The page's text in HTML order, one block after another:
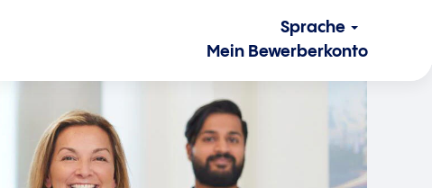
Sprache
Mein Bewerberkonto